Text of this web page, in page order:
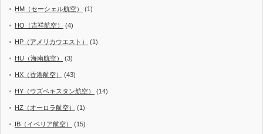
HM（セーシェル航空） (1)
HO（吉祥航空） (4)
HP（アメリカウエスト） (1)
HU（海南航空） (3)
HX（香港航空） (43)
HY（ウズベキスタン航空） (14)
HZ（オーロラ航空） (1)
IB（イベリア航空） (15)